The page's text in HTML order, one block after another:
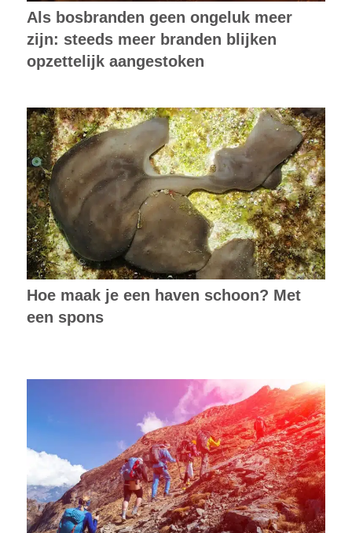
Als bosbranden geen ongeluk meer
zijn: steeds meer branden blijken
opzettelijk aangestoken
Hoe maak je een haven schoon? Met
een spons